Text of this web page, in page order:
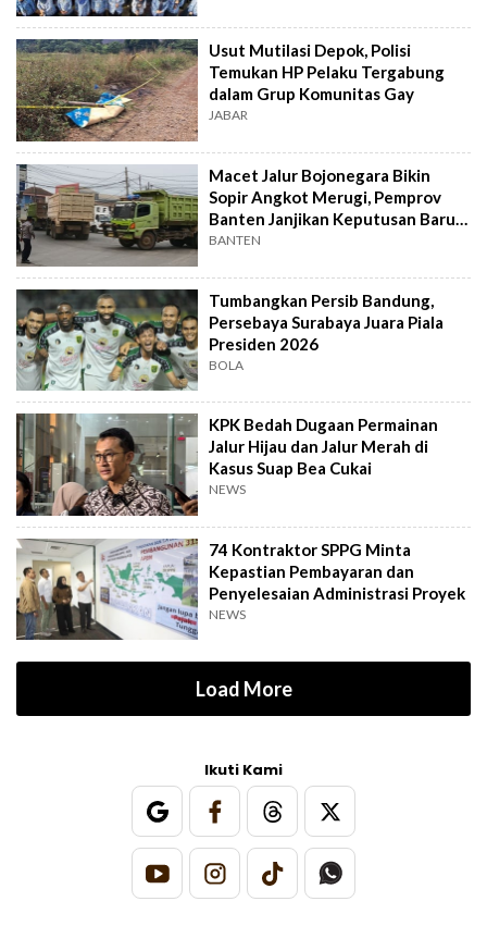
Usut Mutilasi Depok, Polisi
Temukan HP Pelaku Tergabung
dalam Grup Komunitas Gay
JABAR
Macet Jalur Bojonegara Bikin
Sopir Angkot Merugi, Pemprov
Banten Janjikan Keputusan Baru 4
Hari Lagi
BANTEN
Tumbangkan Persib Bandung,
Persebaya Surabaya Juara Piala
Presiden 2026
BOLA
KPK Bedah Dugaan Permainan
Jalur Hijau dan Jalur Merah di
Kasus Suap Bea Cukai
NEWS
74 Kontraktor SPPG Minta
Kepastian Pembayaran dan
Penyelesaian Administrasi Proyek
NEWS
Load More
Ikuti Kami